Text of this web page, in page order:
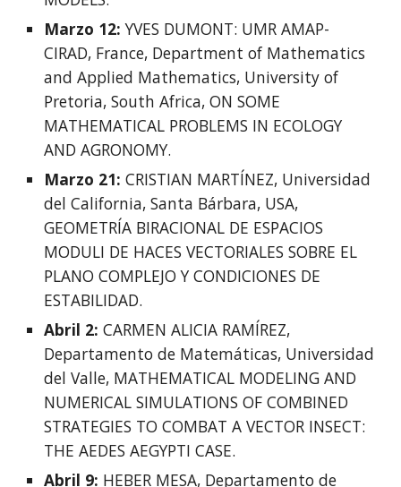
Marzo 12: YVES DUMONT: UMR AMAP-
CIRAD, France, Department of Mathematics
and Applied Mathematics, University of
Pretoria, South Africa, ON SOME
MATHEMATICAL PROBLEMS IN ECOLOGY
AND AGRONOMY.
Marzo 21: CRISTIAN MARTÍNEZ, Universidad
del California, Santa Bárbara, USA,
GEOMETRÍA BIRACIONAL DE ESPACIOS
MODULI DE HACES VECTORIALES SOBRE EL
PLANO COMPLEJO Y CONDICIONES DE
ESTABILIDAD.
Abril 2: CARMEN ALICIA RAMÍREZ,
Departamento de Matemáticas, Universidad
del Valle, MATHEMATICAL MODELING AND
NUMERICAL SIMULATIONS OF COMBINED
STRATEGIES TO COMBAT A VECTOR INSECT:
THE AEDES AEGYPTI CASE.
Abril 9: HEBER MESA, Departamento de